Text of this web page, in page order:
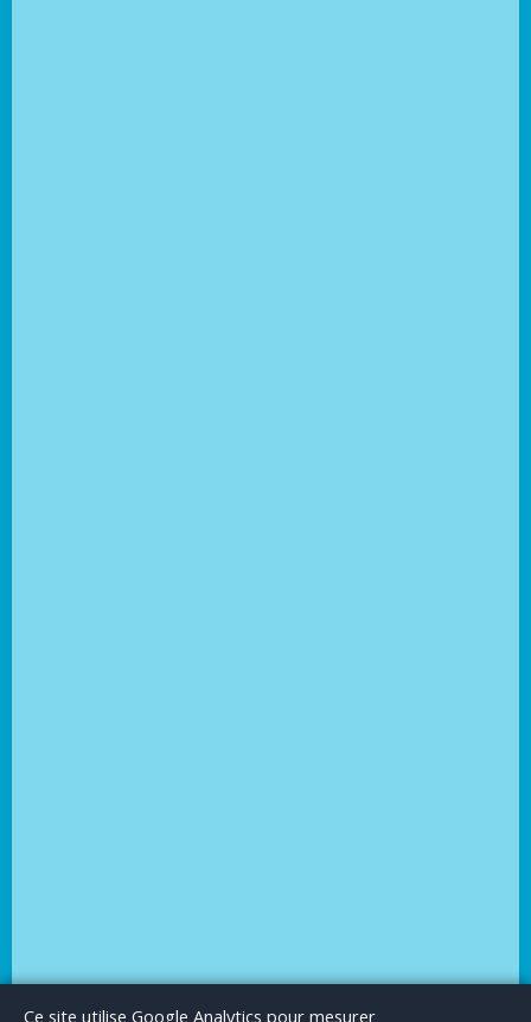
Le BlogPublicité Articles invitésMentions Légales
Ce site utilise Google Analytics pour mesurer